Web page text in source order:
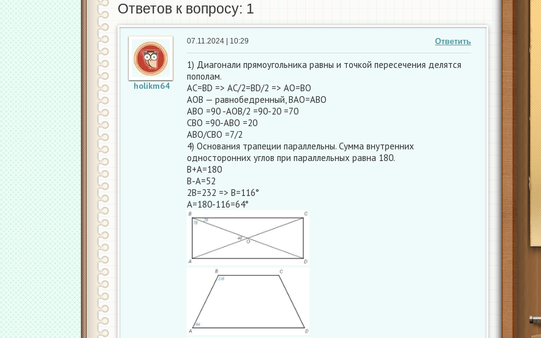
Ответов к вопросу: 1
holikm64
Ответить
07.11.2024 | 10:29
1) Диагонали прямоугольника равны и точкой пересечения делятся
пополам.
AC=BD => AC/2=BD/2 => AO=BO
AOB — равнобедренный, BAO=ABO
ABO =90 -AOB/2 =90-20 =70
CBO =90-ABO =20
ABO/CBO =7/2
4) Основания трапеции параллельны. Сумма внутренних
односторонних углов при параллельных равна 180.
B+A=180
B-A=52
2B=232 => B=116°
A=180-116=64°